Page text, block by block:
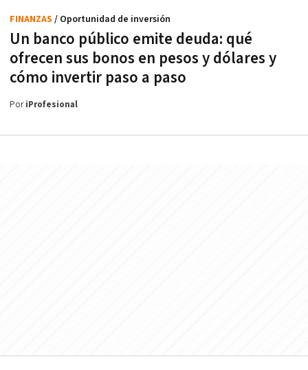
Un banco público emite deuda: qué
ofrecen sus bonos en pesos y dólares y
cómo invertir paso a paso
FINANZAS / Oportunidad de inversión
PoriProfesional